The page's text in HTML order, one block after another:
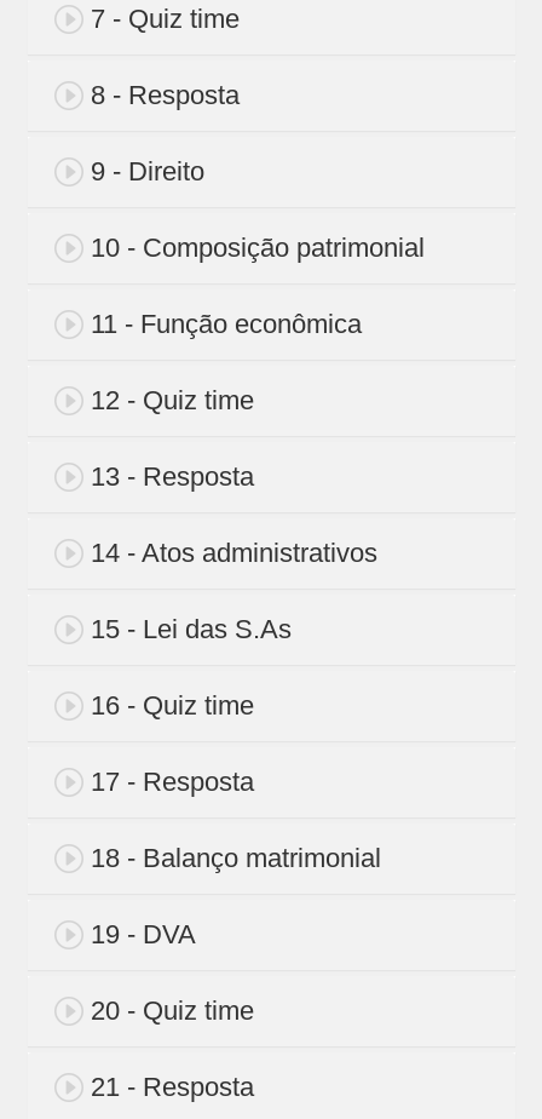
7 - Quiz time
8 - Resposta
9 - Direito
10 - Composição patrimonial
11 - Função econômica
12 - Quiz time
13 - Resposta
14 - Atos administrativos
15 - Lei das S.As
16 - Quiz time
17 - Resposta
18 - Balanço matrimonial
19 - DVA
20 - Quiz time
21 - Resposta